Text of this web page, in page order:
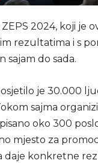
2024, koji je
rezultatima i s
sajam do sada.
je 30.000
sajma
oko 300
mjesto za
daje konkretne